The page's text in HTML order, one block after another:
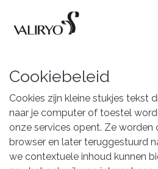
Cookiebeleid
Cookies zijn kleine stukjes tekst
naar je computer of toestel
onze services opent. Ze worden
browser en later teruggestuurd
we contextuele inhoud kunnen